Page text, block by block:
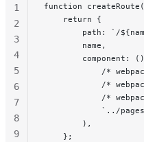
function
    return {
path: `/
        name,
component:
/*
/*
/*
`../
        ),
    };
1
2
3
4
5
6
7
8
9